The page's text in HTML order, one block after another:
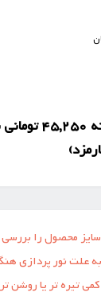
4 قسط ماهانه
سایز محصول را
علت نور پردازی
تیره تر یا روشن